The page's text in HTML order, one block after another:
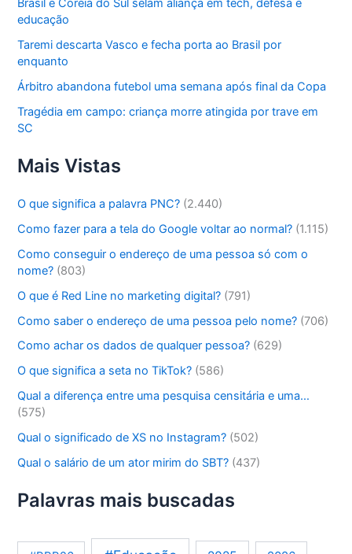
Brasil e Coreia do Sul selam aliança em tech, defesa e
educação
Taremi descarta Vasco e fecha porta ao Brasil por
enquanto
Árbitro abandona futebol uma semana após final da Copa
Tragédia em campo: criança morre atingida por trave em
SC
Mais Vistas
O que significa a palavra PNC? (2.440)
Como fazer para a tela do Google voltar ao normal? (1.115)
Como conseguir o endereço de uma pessoa só com o
nome? (803)
O que é Red Line no marketing digital? (791)
Como saber o endereço de uma pessoa pelo nome? (706)
Como achar os dados de qualquer pessoa? (629)
O que significa a seta no TikTok? (586)
Qual a diferença entre uma pesquisa censitária e uma…
(575)
Qual o significado de XS no Instagram? (502)
Qual o salário de um ator mirim do SBT? (437)
Palavras mais buscadas